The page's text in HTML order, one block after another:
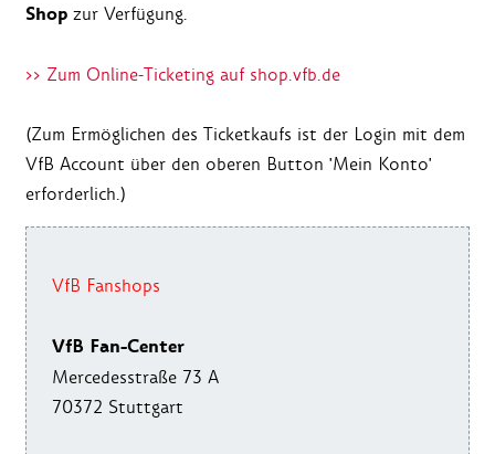
Shop zur Verfügung.
>> Zum Online-Ticketing auf shop.vfb.de
(Zum Ermöglichen des Ticketkaufs ist der Login mit dem
VfB Account über den oberen Button 'Mein Konto'
erforderlich.)
VfB Fanshops
VfB Fan-Center
Mercedesstraße 73 A
70372 Stuttgart